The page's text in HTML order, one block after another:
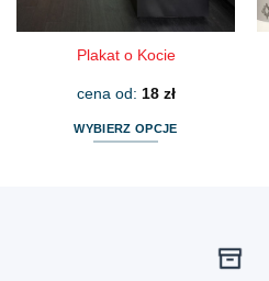
Plakat o Kocie
cena od: 18 zł
WYBIERZ OPCJE